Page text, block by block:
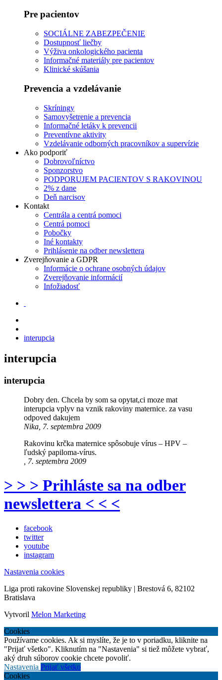
Pre pacientov
SOCIÁLNE ZABEZPEČENIE
Dostupnosť liečby
Výživa onkologického pacienta
Informačné materiály pre pacientov
Klinické skúšania
Prevencia a vzdelávanie
Skríningy
Samovyšetrenie a prevencia
Informačné letáky k prevencii
Preventívne aktivity
Vzdelávanie odborných pracovníkov a supervízie
Ako podporiť
Dobrovoľníctvo
Sponzorstvo
PODPORUJEM PACIENTOV S RAKOVINOU
2% z dane
Deň narcisov
Kontakt
Centrála a centrá pomoci
Centrá pomoci
Pobočky
Iné kontakty
Prihlásenie na odber newslettera
Zverejňovanie a GDPR
Informácie o ochrane osobných údajov
Zverejňovanie informácií
Infožiadosť
interupcia
interupcia
interupcia
Dobry den. Chcela by som sa opytat,ci moze mat
interupcia vplyv na vznik rakoviny maternice. za vasu
odpoved dakujem
Nika, 7. septembra 2009
Rakovinu krčka maternice spôsobuje vírus – HPV –
ľudský papiloma-vírus.
, 7. septembra 2009
> > > Prihláste sa na odber
newslettera < < <
facebook
twitter
youtube
instagram
Nastavenia cookies
Liga proti rakovine Slovenskej republiky | Brestová 6, 82102
Bratislava
Vytvoril Melon Marketing
Cookies
Používame cookies. Ak si myslíte, že je to v poriadku, kliknite na
"Prijať všetko". Kliknutím na "Nastavenia" si tiež môžete vybrať,
aký druh súborov cookie chcete povoliť.
Nastavenia Prijať všetko
Cookies